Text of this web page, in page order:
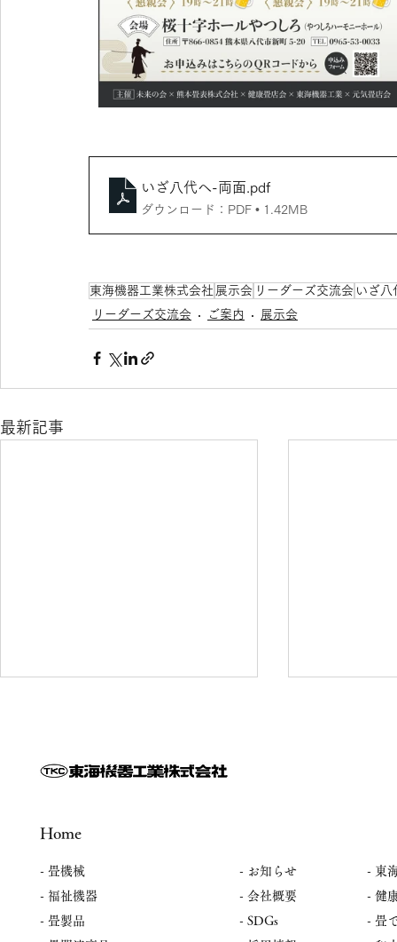
いざ八代へ-両面 .pdf
ダウンロード：PDF • 1.42MB
東海機器工業株式会社 展示会 リーダーズ交流会 いざ八
リーダーズ交流会
ご案内 展示会
最新記事
す 📍山形会場 本間金六畳店様
年8月19日（水） 10：00～
長野会場 畳工房マルヤマ株式
会社様 （住所：長野県長野市
15:00 開催
式会社
埼玉県
Home
- 畳機械
- 福祉機器
- 畳製品
- お知らせ
- 会社概要
- SDGs
- 東
- 健
- 畳